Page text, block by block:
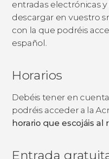
entradas electrónicas
descargar en vuestro
con la que podréis
español.
Horarios
Debéis tener en
podréis acceder a la
horario que escojáis al
Entrada